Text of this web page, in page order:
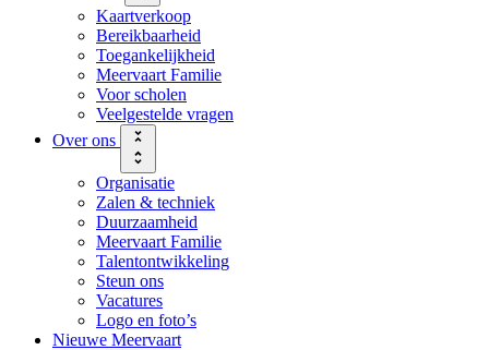
Kaartverkoop
Bereikbaarheid
Toegankelijkheid
Meervaart Familie
Voor scholen
Veelgestelde vragen
Over ons
Organisatie
Zalen & techniek
Duurzaamheid
Meervaart Familie
Talentontwikkeling
Steun ons
Vacatures
Logo en foto’s
Nieuwe Meervaart